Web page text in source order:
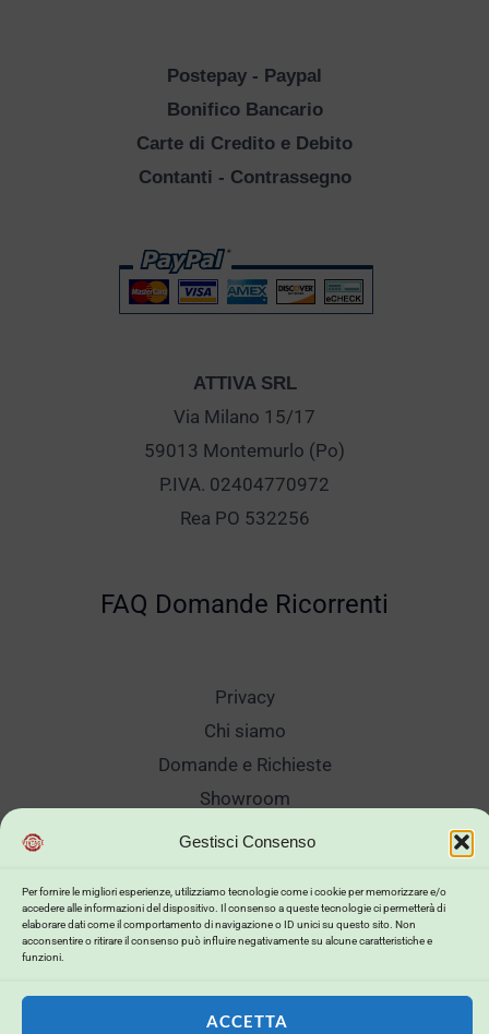
Gestisci Consenso
Per fornire le migliori esperienze, utilizziamo tecnologie come i cookie per memorizzare e/o
accedere alle informazioni del dispositivo. Il consenso a queste tecnologie ci permetterà di
elaborare dati come il comportamento di navigazione o ID unici su questo sito. Non
acconsentire o ritirare il consenso può influire negativamente su alcune caratteristiche e
funzioni.
ACCETTA
Postepay - Paypal
Bonifico Bancario
Carte di Credito e Debito
Contanti - Contrassegno
ATTIVA SRL
Via Milano 15/17
59013 Montemurlo (Po)
P.IVA. 02404770972
Rea PO 532256
FAQ Domande Ricorrenti
Privacy
Chi siamo
Domande e Richieste
Showroom
Spedizioni
Reso Cambio Merce
Lavora Con Noi